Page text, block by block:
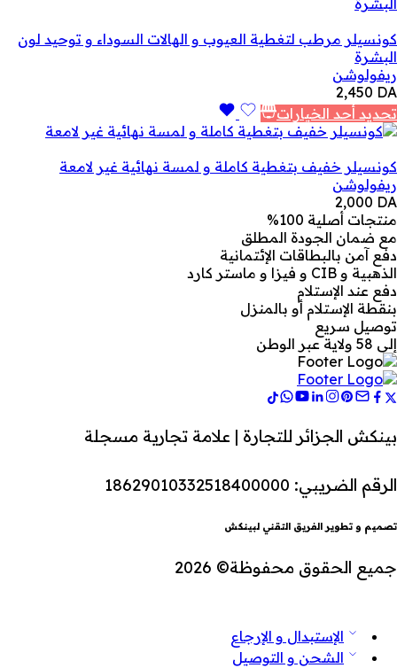
كونسيلر مرطب لتغطية العيوب و الهالات السوداء و توحيد لون
البشرة
ريفولوشن
2,450 DA
تحديد أحد الخيارات
كونسيلر خفيف بتغطية كاملة و لمسة نهائية غير لامعة
ريفولوشن
2,000 DA
منتجات أصلية 100%
مع ضمان الجودة المطلق
دفع آمن بالبطاقات الإئتمانية
الذهبية و CIB و فيزا و ماستر كارد
دفع عند الإستلام
بنقطة الإستلام أو بالمنزل
توصيل سريع
إلى 58 ولاية عبر الوطن
بينكش الجزائر للتجارة | علامة تجارية مسجلة
الرقم الضريبي: 18629010332518400000
تصميم و تطوير الفريق التقني لبينكش
جميع الحقوق محفوظة© 2026
الإستبدال و الإرجاع
الشحن و التوصيل